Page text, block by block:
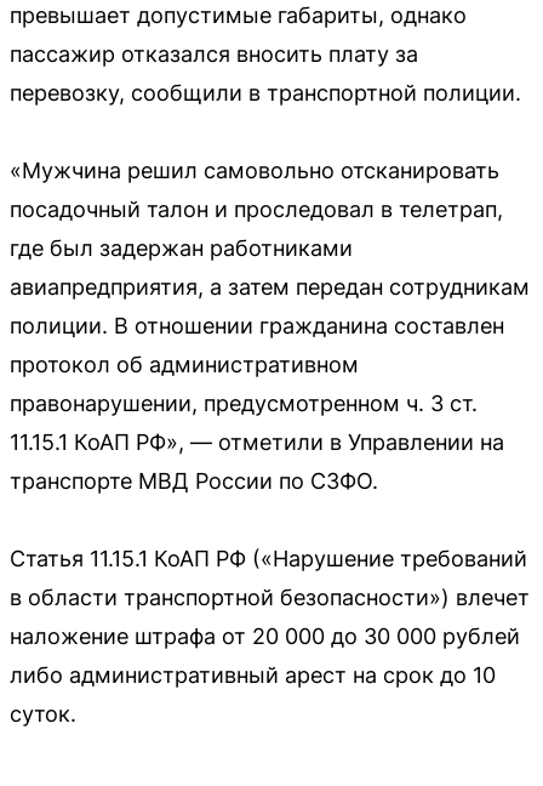
превышает допустимые габариты, однако
пассажир отказался вносить плату за
перевозку, сообщили в транспортной полиции.
«Мужчина решил самовольно отсканировать
посадочный талон и проследовал в телетрап,
где был задержан работниками
авиапредприятия, а затем передан сотрудникам
полиции. В отношении гражданина составлен
протокол об административном
правонарушении, предусмотренном ч. 3 ст.
11.15.1 КоАП РФ», — отметили в Управлении на
транспорте МВД России по СЗФО.
Статья 11.15.1 КоАП РФ («Нарушение требований
в области транспортной безопасности») влечет
наложение штрафа от 20 000 до 30 000 рублей
либо административный арест на срок до 10
суток.